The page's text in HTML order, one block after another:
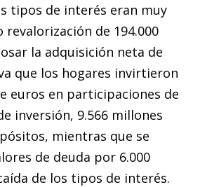
tipos de interés eran muy
revalorización de 194.000
la adquisición neta de
que los hogares invirtieron
euros en participaciones de
inversión, 9.566 millones
mientras que se
de deuda por 6.000
de los tipos de interés.